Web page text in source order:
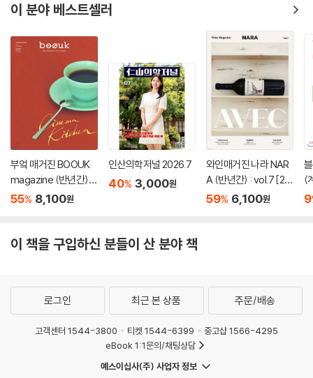
이 분야 베스트셀러
부엌 매거진 BOOUK
magazine (반년간) :
6호 [2019]
55% 8,100원
인산의학저널 2026.7
40% 3,000원
와인매거진 나라 NAR
A (반년간) : vol.7 [20
24]
59% 6,100원
(
9
이 책을 구입하신 분들이 산 분야 책
로그인 최근 본 상품 주문/배송
고객센터 1544-3800 티켓 1544-6399
중고샵 1566-4295
eBook 1:1문의/채팅상담
예스이십사(주) 사업자 정보